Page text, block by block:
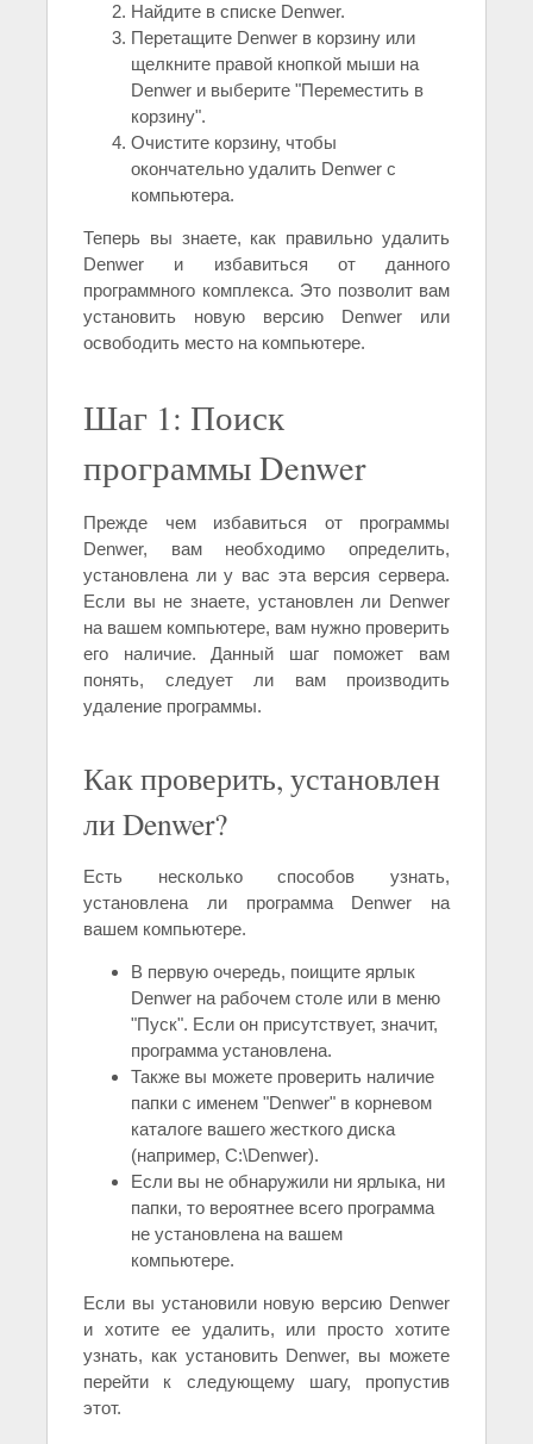
Найдите в списке Denwer.
Перетащите Denwer в корзину или
щелкните правой кнопкой мыши на
Denwer и выберите "Переместить в
корзину".
Очистите корзину, чтобы
окончательно удалить Denwer с
компьютера.
Теперь вы знаете, как правильно удалить
Denwer и избавиться от данного
программного комплекса. Это позволит вам
установить новую версию Denwer или
освободить место на компьютере.
Шаг 1: Поиск
программы Denwer
Прежде чем избавиться от программы
Denwer, вам необходимо определить,
установлена ли у вас эта версия сервера.
Если вы не знаете, установлен ли Denwer
на вашем компьютере, вам нужно проверить
его наличие. Данный шаг поможет вам
понять, следует ли вам производить
удаление программы.
Как проверить, установлен
ли Denwer?
Есть несколько способов узнать,
установлена ли программа Denwer на
вашем компьютере.
В первую очередь, поищите ярлык
Denwer на рабочем столе или в меню
"Пуск". Если он присутствует, значит,
программа установлена.
Также вы можете проверить наличие
папки с именем "Denwer" в корневом
каталоге вашего жесткого диска
(например, C:\Denwer).
Если вы не обнаружили ни ярлыка, ни
папки, то вероятнее всего программа
не установлена на вашем
компьютере.
Если вы установили новую версию Denwer
и хотите ее удалить, или просто хотите
узнать, как установить Denwer, вы можете
перейти к следующему шагу, пропустив
этот.